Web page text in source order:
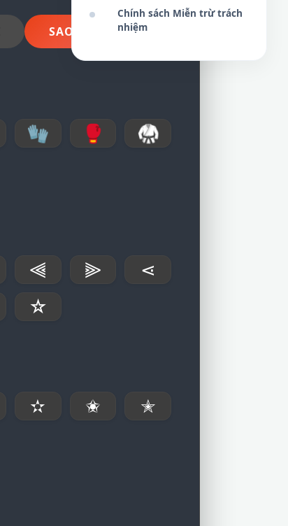
SAO CHÉP NGAY
🧤 🥊
🥋
⫷ ⫸
⋖
☆
✫ ✬
✭
Chính sách Miễn trừ trách
nhiệm